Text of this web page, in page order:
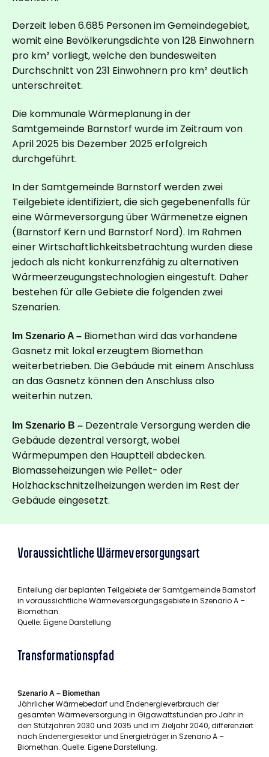
Derzeit leben 6.685 Personen im Gemeindegebiet,
womit eine Bevölkerungsdichte von 128 Einwohnern
pro km² vorliegt, welche den bundesweiten
Durchschnitt von 231 Einwohnern pro km² deutlich
unterschreitet.
Die kommunale Wärmeplanung in der
Samtgemeinde Barnstorf wurde im Zeitraum von
April 2025 bis Dezember 2025 erfolgreich
durchgeführt.
In der Samtgemeinde Barnstorf werden zwei
Teilgebiete identifiziert, die sich gegebenenfalls für
eine Wärmeversorgung über Wärmenetze eignen
(Barnstorf Kern und Barnstorf Nord). Im Rahmen
einer Wirtschaftlichkeitsbetrachtung wurden diese
jedoch als nicht konkurrenzfähig zu alternativen
Wärmeerzeugungstechnologien eingestuft. Daher
bestehen für alle Gebiete die folgenden zwei
Szenarien.
Im Szenario A – Biomethan wird das vorhandene
Gasnetz mit lokal erzeugtem Biomethan
weiterbetrieben. Die Gebäude mit einem Anschluss
an das Gasnetz können den Anschluss also
weiterhin nutzen.
Im Szenario B – Dezentrale Versorgung werden die
Gebäude dezentral versorgt, wobei
Wärmepumpen den Hauptteil abdecken.
Biomasseheizungen wie Pellet- oder
Holzhackschnitzelheizungen werden im Rest der
Gebäude eingesetzt.
Voraussichtliche Wärmeversorgungsart
Einteilung der beplanten Teilgebiete der Samtgemeinde Barnstorf
in voraussichtliche Wärmeversorgungsgebiete in Szenario A –
Biomethan.
Quelle: Eigene Darstellung
Transformationspfad
Szenario A – Biomethan
Jährlicher Wärmebedarf und Endenergieverbrauch der
gesamten Wärmeversorgung in Gigawattstunden pro Jahr in
den Stützjahren 2030 und 2035 und im Zieljahr 2040, differenziert
nach Endenergiesektor und Energieträger in Szenario A –
Biomethan. Quelle: Eigene Darstellung.